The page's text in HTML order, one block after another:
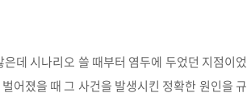
데 시나리오 쓸 때부터 염두에 두었던 지점이었
어졌을 때 그 사건을 발생시킨 정확한 원인을 규